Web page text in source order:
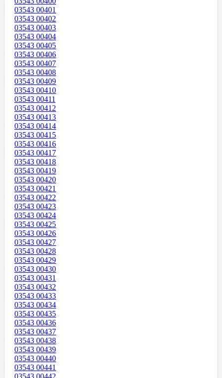
03543 00401
03543 00402
03543 00403
03543 00404
03543 00405
03543 00406
03543 00407
03543 00408
03543 00409
03543 00410
03543 00411
03543 00412
03543 00413
03543 00414
03543 00415
03543 00416
03543 00417
03543 00418
03543 00419
03543 00420
03543 00421
03543 00422
03543 00423
03543 00424
03543 00425
03543 00426
03543 00427
03543 00428
03543 00429
03543 00430
03543 00431
03543 00432
03543 00433
03543 00434
03543 00435
03543 00436
03543 00437
03543 00438
03543 00439
03543 00440
03543 00441
03543 00442